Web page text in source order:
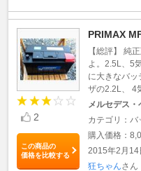
2
この商品の
価格を比較する
PRIMAX
【総評】 純
よ。2.5L、5
に大きなバッ
ザの2.2L、 4
メルセデス
カテゴリ：バ
購入価格：
2015年2月14
狂ちゃんさん